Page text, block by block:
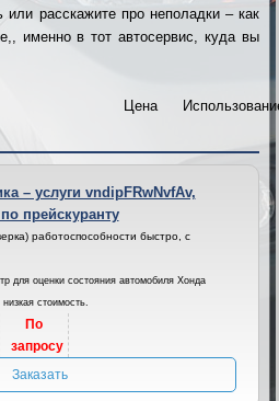
или расскажите про неполадки – как
именно в тот автосервис, куда вы
Цена
– услуги vndipFRwNvfAv,
прейскуранту
работоспособности быстро, с
для оценки состояния автомобиля Хонда
стоимость.
По
запросу
Заказать